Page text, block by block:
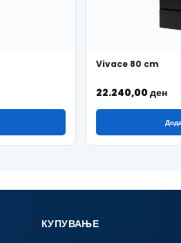
Vivace 80 cm
22.240,00 ден
КУПУВАЊЕ